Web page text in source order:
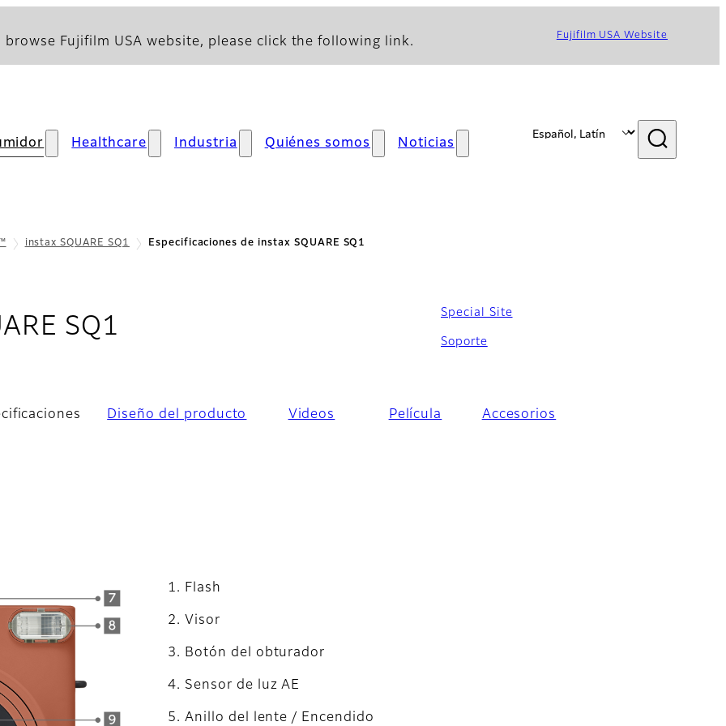
Fujifilm USA website, please click the following link. Fujifilm USA Website
Healthcare Industria Quiénes somos Noticias
instax SQUARE SQ1 Especificaciones de instax SQUARE SQ1
SQ1
Special Site
Soporte
Diseño del producto Videos Película Accesorios
Flash
Visor
Botón del obturador
Sensor de luz AE
Anillo del lente / Encendido